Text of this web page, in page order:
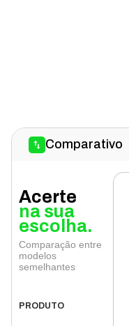
Comparativo
Acerte
na sua
escolha.
Comparação entre
modelos
semelhantes
PRODUTO